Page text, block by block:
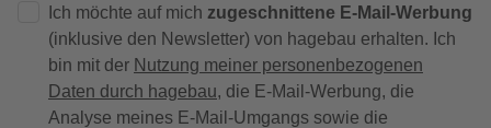
Ich möchte auf mich zugeschnittene E-Mail-Werbung
(inklusive den Newsletter) von hagebau erhalten. Ich
bin mit der Nutzung meiner personenbezogenen
Daten durch hagebau, die E-Mail-Werbung, die
Analyse meines E-Mail-Umgangs sowie die